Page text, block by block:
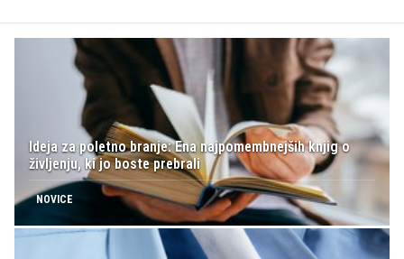
Ideja za poletno branje: Ena najpomembnejših knjig o
življenju, ki jo boste prebrali
NOVICE